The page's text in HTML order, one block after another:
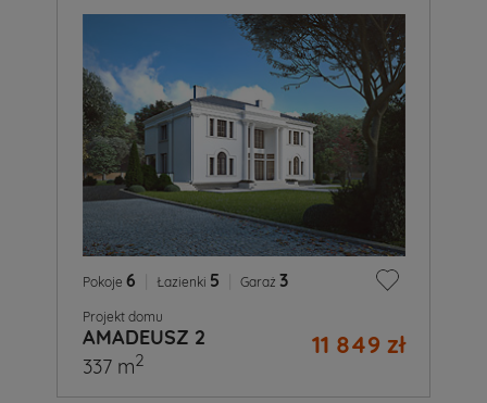
Pokoje 6 Łazienki 5 Garaż 3
Projekt domu
AMADEUSZ 2 11 849 zł
337 m2